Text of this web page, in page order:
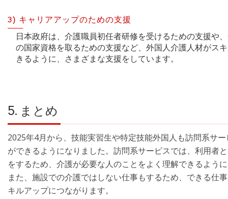
3) キャリアアップのための支援
日本政府は、介護職員初任者研修を受けるための支援や
の国家資格を取るための支援など、外国人介護人材がス
きるように、さまざまな支援をしています。
5. まとめ
2025年4月から、技能実習生や特定技能外国人も訪問系サ
ができるようになりました。訪問系サービスでは、利用者
をするため、介護が必要な人のことをよく理解できるよう
また、施設での介護ではしない仕事もするため、できる仕
キルアップにつながります。